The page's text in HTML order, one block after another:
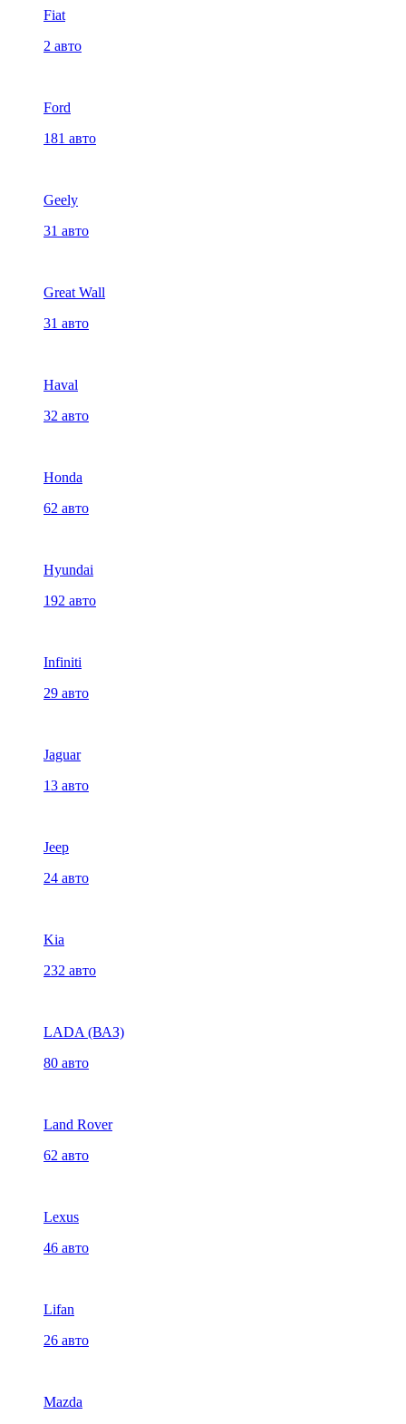
Fiat
2 авто
Ford
181 авто
Geely
31 авто
Great Wall
31 авто
Haval
32 авто
Honda
62 авто
Hyundai
192 авто
Infiniti
29 авто
Jaguar
13 авто
Jeep
24 авто
Kia
232 авто
LADA (ВАЗ)
80 авто
Land Rover
62 авто
Lexus
46 авто
Lifan
26 авто
Mazda